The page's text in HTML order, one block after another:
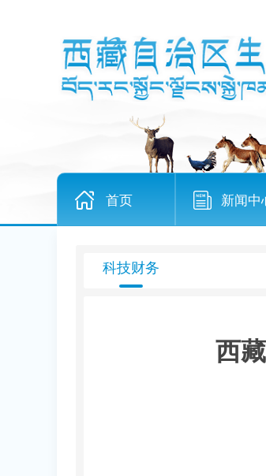
首页 新闻中
科技财务
西